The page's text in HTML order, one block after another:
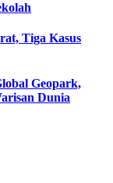
Tiga Kasus
Geopark,
Dunia